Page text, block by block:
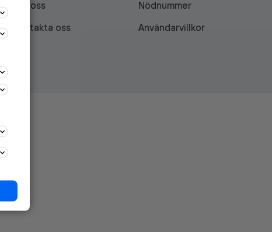
Om oss
Nödnummer
Kontakta oss
Användarvillkor